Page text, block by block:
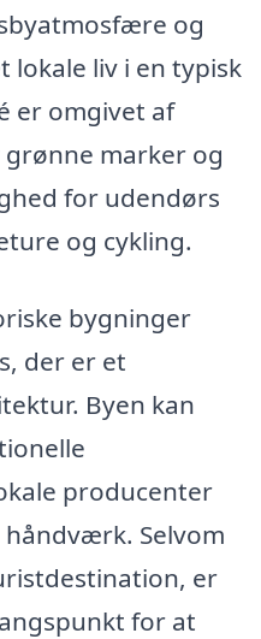
og
lokale liv i en typisk
er omgivet af
marker og
for udendørs
og cykling.
bygninger
der er et
Byen kan
producenter
Selvom
er
for at